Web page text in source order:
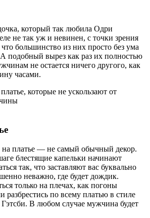
который так любила Одри
не так уж и невинен, с точки зрения
большинство из них просто без ума
подобный вырез как раз их полностью
не остается ничего другого, как
часами.
платье — не самый обычный декор.
блестящие капельки начинают
так, что заставляют вас буквально
неважно, где будет дождик.
только на плечах, как погоны
разбрестись по всему платью в стиле
В любом случае мужчина будет